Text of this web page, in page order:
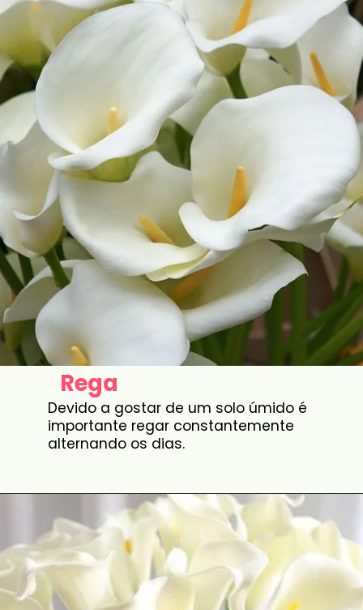
Rega
Devido a gostar de um solo úmido é
importante regar constantemente
alternando os dias.